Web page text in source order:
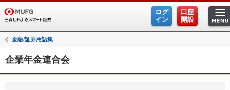
ログ
イン
口座
開設
金融/証券用語集
企業年金連合会